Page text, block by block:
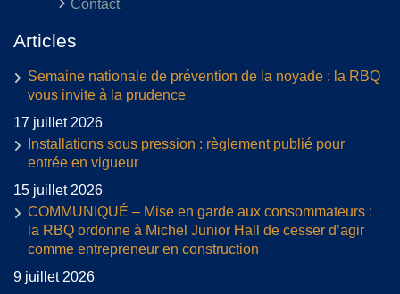
Contact
Articles
Semaine nationale de prévention de la noyade : la RBQ
vous invite à la prudence
17 juillet 2026
Installations sous pression : règlement publié pour
entrée en vigueur
15 juillet 2026
COMMUNIQUÉ – Mise en garde aux consommateurs :
la RBQ ordonne à Michel Junior Hall de cesser d’agir
comme entrepreneur en construction
9 juillet 2026